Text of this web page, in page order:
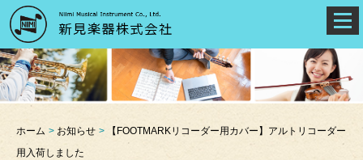
ホーム お知らせ
【FOOTMARKリコーダー用カバー】アルトリコーダー
用入荷しました